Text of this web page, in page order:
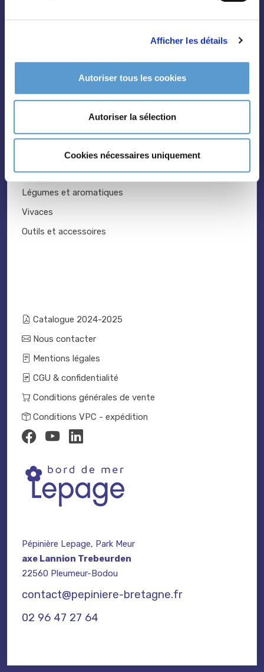
Afficher les détails
Autoriser tous les cookies
Autoriser la sélection
Cookies nécessaires uniquement
Grimpantes
Pleine terre
Légumes et aromatiques
Vivaces
Outils et accessoires
Catalogue 2024-2025
Nous contacter
Mentions légales
CGU & confidentialité
Conditions générales de vente
Conditions VPC - expédition
Pépinière Lepage, Park Meur
axe Lannion Trebeurden
22560 Pleumeur-Bodou
contact@pepiniere-bretagne.fr
02 96 47 27 64